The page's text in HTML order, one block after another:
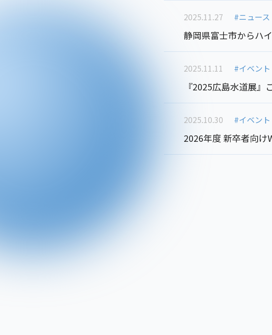
2025.11.27 #ニュース
静岡県富士市からハ
2025.11.11 #イベント
『2025広島水道展』
2025.10.30 #イベント
2026年度 新卒者向け